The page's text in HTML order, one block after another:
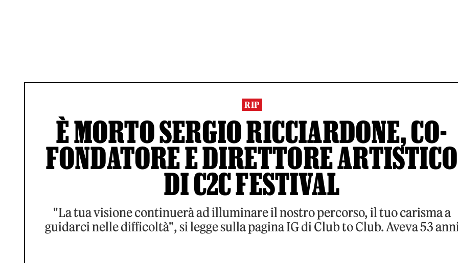
RIP
È MORTO SERGIO RICCIARDONE, CO-
FONDATORE E DIRETTORE ARTISTICO
DI C2C FESTIVAL
"La tua visione continuerà ad illuminare il nostro percorso, il tuo carisma a
guidarci nelle difficoltà", si legge sulla pagina IG di Club to Club. Aveva 53